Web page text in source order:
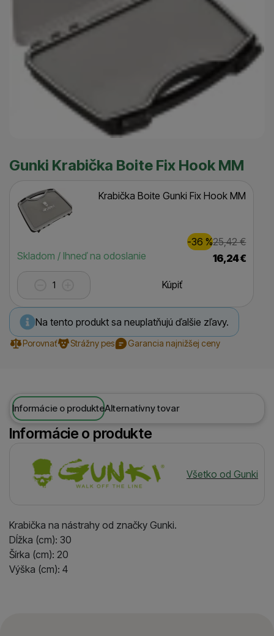
Gunki Krabička Boite Fix Hook MM
Dostupnosť
Skladom / Ihneď na odoslanie
Krabička Boite Gunki Fix Hook MM
25,42€
Zľava
9,00€
(
-36 %
)
16,24€
Kúpiť
Na tento produkt sa neuplatňujú ďalšie zľavy.
Porovnať Strážny pes Garancia najnižšej ceny
Informácie o produkteAlternatívny tovar
Informácie o produkte
Výrobca
Všetko od Gunki
Krabička na nástrahy od značky Gunki.
Dĺžka (cm): 30
Šírka (cm): 20
Výška (cm): 4